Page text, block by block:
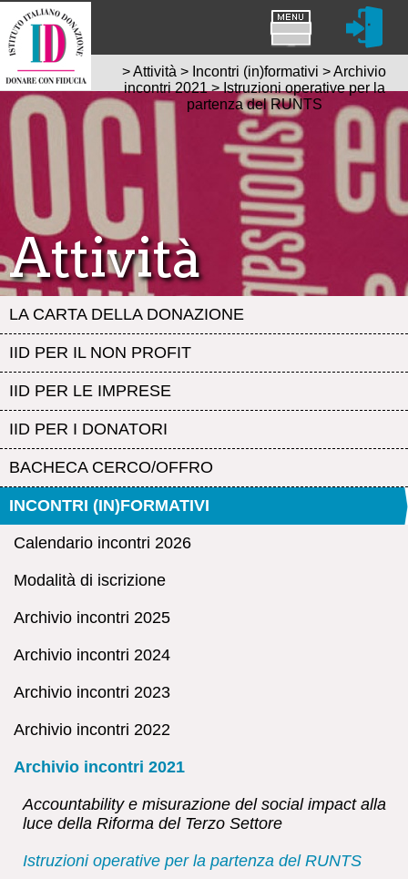
Attività
LA CARTA DELLA DONAZIONE
IID PER IL NON PROFIT
IID PER LE IMPRESE
IID PER I DONATORI
BACHECA CERCO/OFFRO
INCONTRI (IN)FORMATIVI
Calendario incontri 2026
Modalità di iscrizione
Archivio incontri 2025
Archivio incontri 2024
Archivio incontri 2023
Archivio incontri 2022
Archivio incontri 2021
Accountability e misurazione del social impact alla
luce della Riforma del Terzo Settore
Istruzioni operative per la partenza del RUNTS
>Attività > Incontri (in)formativi >Archivio
incontri 2021 >Istruzioni operative per la
partenza del RUNTS